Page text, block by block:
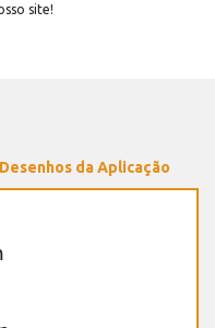
site!
Desenhos da Aplicação